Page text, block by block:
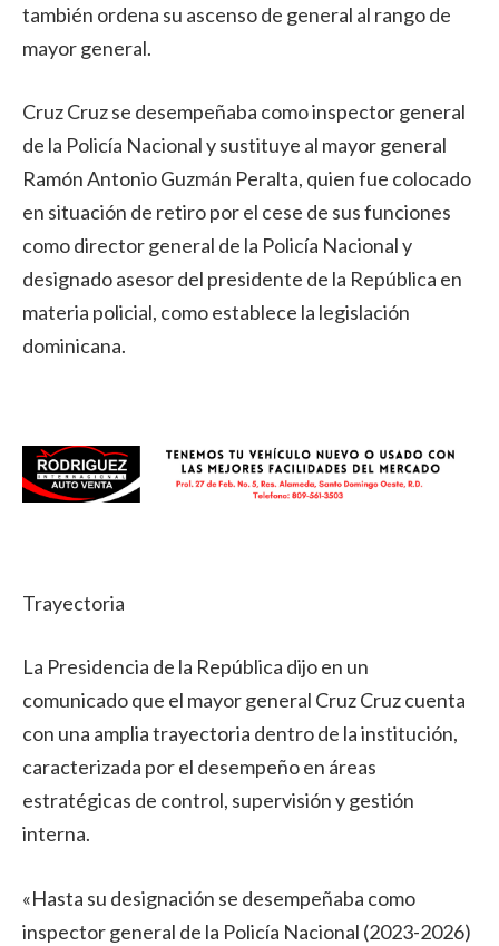
también ordena su ascenso de general al rango de
mayor general.
Cruz Cruz se desempeñaba como inspector general
de la Policía Nacional y sustituye al mayor general
Ramón Antonio Guzmán Peralta, quien fue colocado
en situación de retiro por el cese de sus funciones
como director general de la Policía Nacional y
designado asesor del presidente de la República en
materia policial, como establece la legislación
dominicana.
Trayectoria
La Presidencia de la República dijo en un
comunicado que el mayor general Cruz Cruz cuenta
con una amplia trayectoria dentro de la institución,
caracterizada por el desempeño en áreas
estratégicas de control, supervisión y gestión
interna.
«Hasta su designación se desempeñaba como
inspector general de la Policía Nacional (2023-2026)